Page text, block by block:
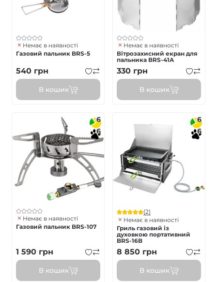
Немає в наявності
Газовий пальник BRS-5
540 грн
В кошик
Немає в наявності
Вітрозахисний екран для
пальника BRS-41A
330 грн
В кошик
6
6
Немає в наявності
Газовий пальник BRS-107
1 590 грн
В кошик
6
6
(2)
Немає в наявності
Гриль газовий із
духовкою портативний
BRS-16B
8 850 грн
В кошик